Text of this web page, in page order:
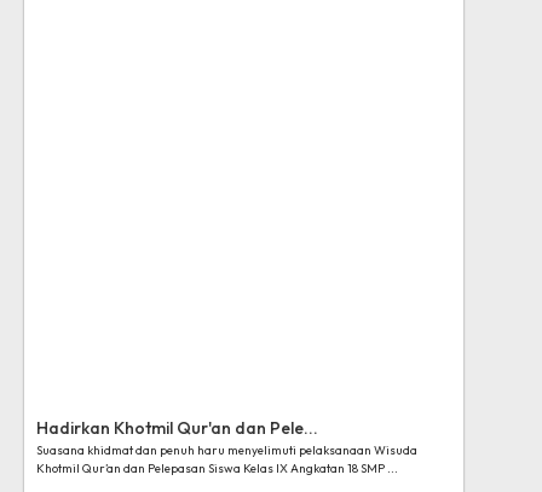
Hadirkan Khotmil Qur'an dan Pele...
Suasana khidmat dan penuh haru menyelimuti pelaksanaan Wisuda
Khotmil Qur’an dan Pelepasan Siswa Kelas IX Angkatan 18 SMP ...